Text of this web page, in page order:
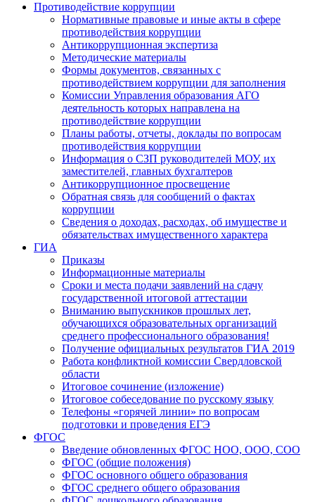
Противодействие коррупции
Нормативные правовые и иные акты в сфере
противодействия коррупции
Антикоррупционная экспертиза
Методические материалы
Формы документов, связанных с
противодействием коррупции для заполнения
Комиссии Управления образования АГО
деятельность которых направлена на
противодействие коррупции
Планы работы, отчеты, доклады по вопросам
противодействия коррупции
Информация о СЗП руководителей МОУ, их
заместителей, главных бухгалтеров
Антикоррупционное просвещение
Обратная связь для сообщений о фактах
коррупции
Сведения о доходах, расходах, об имуществе и
обязательствах имущественного характера
ГИА
Приказы
Информационные материалы
Сроки и места подачи заявлений на сдачу
государственной итоговой аттестации
Вниманию выпускников прошлых лет,
обучающихся образовательных организаций
среднего профессионального образования!
Получение официальных результатов ГИА 2019
Работа конфликтной комиссии Свердловской
области
Итоговое сочинение (изложение)
Итоговое собеседование по русскому языку
Телефоны «горячей линии» по вопросам
подготовки и проведения ЕГЭ
ФГОС
Введение обновленных ФГОС НОО, ООО, СОО
ФГОС (общие положения)
ФГОС основного общего образования
ФГОС среднего общего образования